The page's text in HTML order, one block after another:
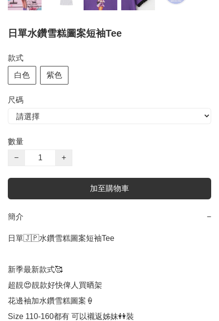
日單水鑽雪糕圖案短袖Tee
款式
白色 紫色
尺碼
數量
−
+
加至購物車
簡介 −
日單🇯🇵水鑽雪糕圖案短袖Tee
新季最新款式🥰
超靚😍靚款好快俾人買晒架
花邊袖加水鑽雪糕圖案🍦
Size 110-160都有 可以襯返姊妹👭裝